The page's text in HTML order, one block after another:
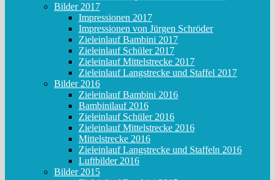
Bilder 2017
Impressionen 2017
Impressionen von Jürgen Schröder
Zieleinlauf Bambini 2017
Zieleinlauf Schüler 2017
Zieleinlauf Mittelstrecke 2017
Zieleinlauf Langstrecke und Staffel 2017
Bilder 2016
Zieleinlauf Bambini 2016
Bambinilauf 2016
Zieleinlauf Schüler 2016
Zieleinlauf Mittelstrecke 2016
Mittelstrecke 2016
Zieleinlauf Langstrecke und Staffeln 2016
Luftbilder 2016
Bilder 2015